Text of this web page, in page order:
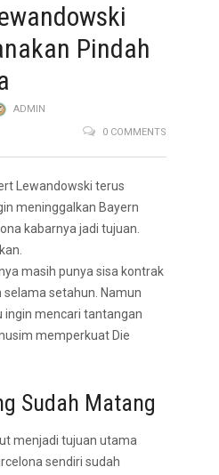
Pindah
ADMIN
0 COMMENTS
Lewandowski terus
meninggalkan Bayern
kabarnya jadi tujuan.
masih punya sisa kontrak
setahun. Namun
ingin mencari tantangan
memperkuat Die
Sudah Matang
menjadi tujuan utama
sendiri sudah